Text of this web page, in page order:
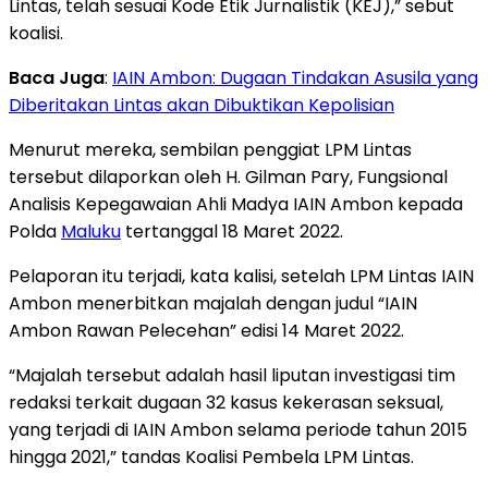
Lintas, telah sesuai Kode Etik Jurnalistik (KEJ),” sebut
koalisi.
Baca Juga: IAIN Ambon: Dugaan Tindakan Asusila yang
Diberitakan Lintas akan Dibuktikan Kepolisian
Menurut mereka, sembilan penggiat LPM Lintas
tersebut dilaporkan oleh H. Gilman Pary, Fungsional
Analisis Kepegawaian Ahli Madya IAIN Ambon kepada
Polda Maluku tertanggal 18 Maret 2022.
Pelaporan itu terjadi, kata kalisi, setelah LPM Lintas IAIN
Ambon menerbitkan majalah dengan judul “IAIN
Ambon Rawan Pelecehan” edisi 14 Maret 2022.
“Majalah tersebut adalah hasil liputan investigasi tim
redaksi terkait dugaan 32 kasus kekerasan seksual,
yang terjadi di IAIN Ambon selama periode tahun 2015
hingga 2021,” tandas Koalisi Pembela LPM Lintas.